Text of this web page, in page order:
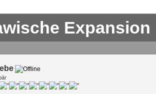
Expansion